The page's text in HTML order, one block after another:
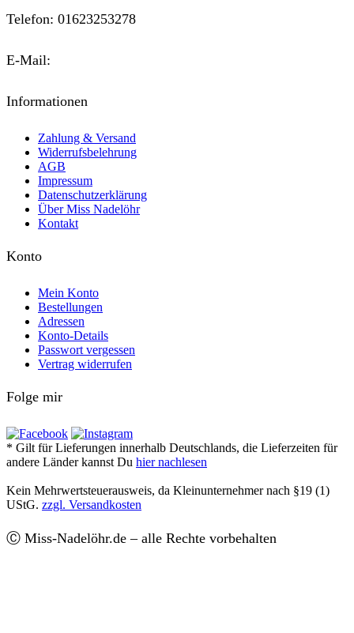
Telefon: 01623253278
E-Mail:
Informationen
Zahlung & Versand
Widerrufsbelehrung
AGB
Impressum
Datenschutzerklärung
Über Miss Nadelöhr
Kontakt
Konto
Mein Konto
Bestellungen
Adressen
Konto-Details
Passwort vergessen
Vertrag widerrufen
Folge mir
* Gilt für Lieferungen innerhalb Deutschlands, die Lieferzeiten für
andere Länder kannst Du hier nachlesen
Kein Mehrwertsteuerausweis, da Kleinunternehmer nach §19 (1)
UStG. zzgl. Versandkosten
Ⓒ Miss-Nadelöhr.de – alle Rechte vorbehalten